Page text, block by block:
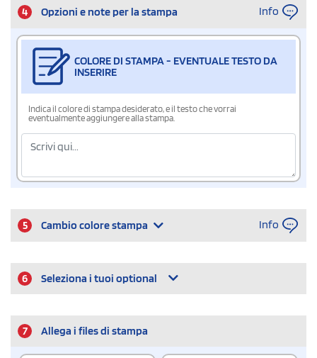
4 Opzioni e note per la stampa Info
COLORE DI STAMPA - EVENTUALE TESTO DA
INSERIRE
Indica il colore di stampa desiderato, e il testo che vorrai
eventualmente aggiungere alla stampa.
5 Cambio colore stampa Info
6 Seleziona i tuoi optional
7 Allega i files di stampa